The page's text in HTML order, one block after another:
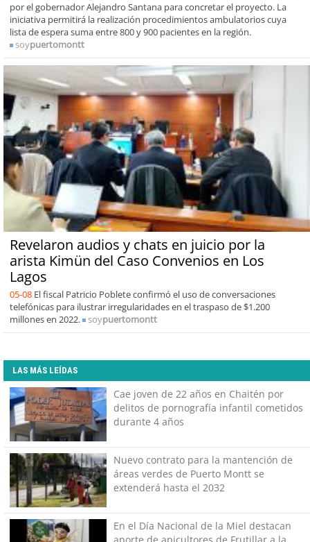
por el gobernador Alejandro Santana para concretar el proyecto. La
iniciativa permitirá la realización procedimientos ambulatorios cuya
lista de espera suma entre 800 y 900 pacientes en la región.
soypuertomontt
Revelaron audios y chats en juicio por la
arista Kimün del Caso Convenios en Los
Lagos
05-08 El fiscal Patricio Poblete confirmó el uso de conversaciones
telefónicas para ilustrar irregularidades en el traspaso de $1.200
millones en 2022.
soypuertomontt
LAS MÁS LEÍDAS
Cae joven de 22 años en Chaitén por
delitos de pornografía infantil cometidos
durante 4 años
Nuevo contrato para la mantención de
áreas verdes de Puerto Montt se
extenderá hasta el 2032
En el Día Nacional de la Miel destacan